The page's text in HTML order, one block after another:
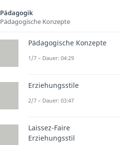
Pädagogik
Pädagogische Konzepte
Pädagogische Konzepte
1/7 – Dauer: 04:29
Erziehungsstile
2/7 – Dauer: 03:47
Laissez-Faire
Erziehungsstil